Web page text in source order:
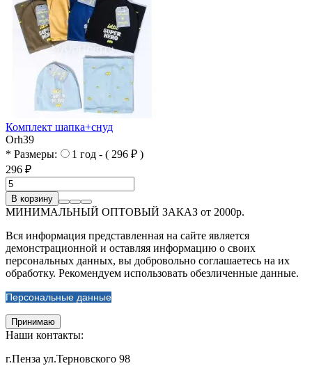
Комплект шапка+снуд
Orh39
* Размеры:
1 год - ( 296 ₽ )
296 ₽
В корзину
МИНИМАЛЬНЫЙ ОПТОВЫЙ ЗАКАЗ от 2000р.
Вся информация представленная на сайте является
демонстрационной и оставляя информацию о своих
персональных данных, вы добровольно соглашаетесь на их
обработку. Рекомендуем использовать обезличенные данные.
Персональные данные
Принимаю
Наши контакты:
г.Пенза ул.Терновского 98